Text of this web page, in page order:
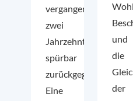
vergangenen
zwei
Jahrzehnten
spürbar
zurückgegangen.
Eine
und
die
der